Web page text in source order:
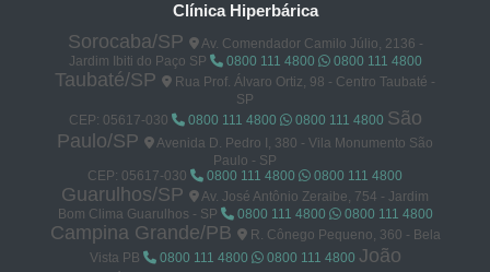
Clínica Hiperbárica
Sorocaba/SP
Av. Comendador Camilo Júlio, 2136 -
Jardim Ibiti do Paço SP
0800 111 4800 0800 111 4800
Taubaté/SP
Rua Prof. Álvaro Ortiz, 98 - Centro Taubaté -
SP
CEP: 05617-030
0800 111 4800 0800 111 4800 São
Paulo/SP
Avenida D. Pedro I, 380 - Vila Monumento São
Paulo - SP
CEP: 05617-030
0800 111 4800 0800 111 4800
Guarulhos/SP
Av. José Antônio Zeraibe, 754 - Jardim
Bom Clima Guarulhos - SP
0800 111 4800 0800 111 4800
Campina Grande/PB
R. Cônego Pequeno, 360 - Bela
Vista PB
0800 111 4800 0800 111 4800 João